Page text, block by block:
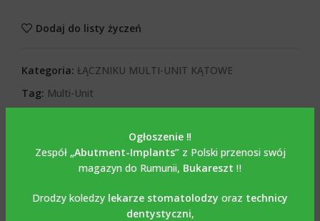
Ogłoszenie ‼️
Zespół „Abutment-Implants”z Polski przenosi swój
magazyn do Rumunii, Bukareszt ‼️
Drodzy koledzy lekarze stomatolodzy oraz technicy
dentystyczni,
Dodaj do listy życzeń
Kategoria: ŁĄCZNIKU MULTI-UNIT KĄTOWE
Tag: Multi-Unit
OPIS